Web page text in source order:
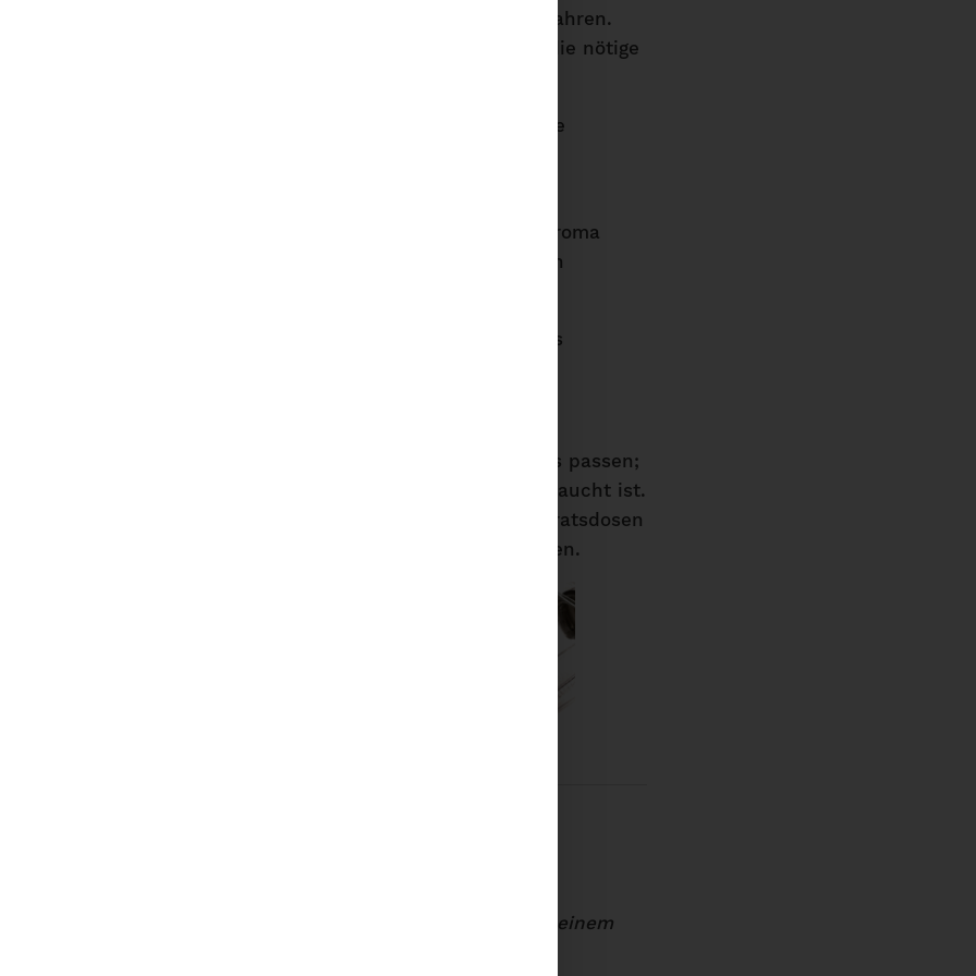
aufzubewahren.
Gewürzsammlung für Ruhe, Einheitlichkeit und schafft die nötige
Gewürze sich in den Gläsern befinden, müssen diese
immer zuerst aufgebraucht werden, bevor diese an Aroma
wir, das Mindesthaltbarkeitsdatum (MHD) auf den
wiederbeschreibbaren Aufkleber auf der Rückseite des
manchmal Reste übrig, die nicht mehr ins Gewürzglas passen;
nachkaufst, bevor Dein Gewürz vollständig aufgebraucht ist.
wunderbar und übersichtlich in den aromadichten Vorratsdosen
mit vier Fächern verstauen.
(auf dem Schubladenboden oder auf einem